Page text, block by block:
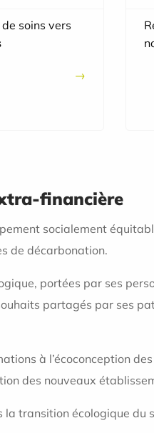
soins vers
financière
socialement
de décarbonation.
portées par ses
partagés par ses
à l’écoconception
des nouveaux
transition écologique du